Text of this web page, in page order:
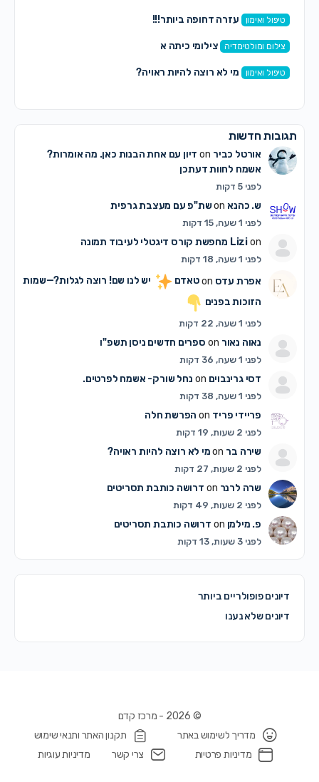
טיפול ואימון עזרה דחופה ביותר!!!
צילום ומולטימדיה צילומי כיתה א
טיפול ואימון מי לא רוצה להיות ראויה?
תגובות חדשות
אורטל כביר
דיון עם אחת הבנות כאן. מה אומרות?
אשמח לחוות דעתכן
לפני 5 דקות
ש. כהנאon שת"פ עם מעצבת גרפית
לפני 1 שעה, 15 דקות
Lizion מחפשת קורס דיגטלי לעיבוד תמונה
לפני 1 שעה, 18 דקות
אפרת עדס טאדם
יש לנו שם! רוצה לגלות?—שמות
הזוכות בפנים
לפני 1 שעה, 22 דקות
נאוה נאור ספרים חדשים ניסן תשפ"ו
לפני 1 שעה, 36 דקות
דסי גרינבוים נחל שורק- אשמח לפרטים.
לפני 1 שעה, 38 דקות
פריידי פריד הפרשת חלה
לפני 2 שעות, 19 דקות
שירה בר מי לא רוצה להיות ראויה?
לפני 2 שעות, 27 דקות
שרה לרנר דרושה כותבת תסריטים
לפני 2 שעות, 49 דקות
פ. מילמן דרושה כותבת תסריטים
לפני 3 שעות, 13 דקות
דיונים פופולריים ביותר
דיונים שלא נענו
© 2026 - מרכז קדם
מדריך לשימוש באתר
תקנון האתר ותנאי שימוש
מדיניות פרטיות
צרי קשר מדיניות עוגיות